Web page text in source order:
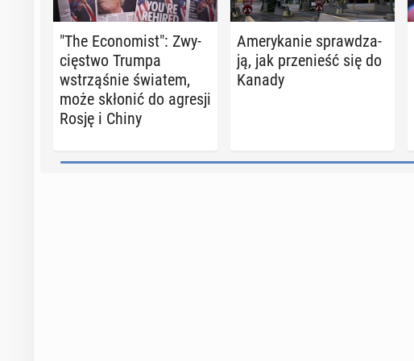
"The Eco­no­mist": Zwy­
cię­stwo Trumpa
wstrzą­śnie światem,
może skłonić do agresji
Rosję i Chiny
Ame­ry­ka­nie spraw­dza­
ją, jak prze­nieść się do
Kanady